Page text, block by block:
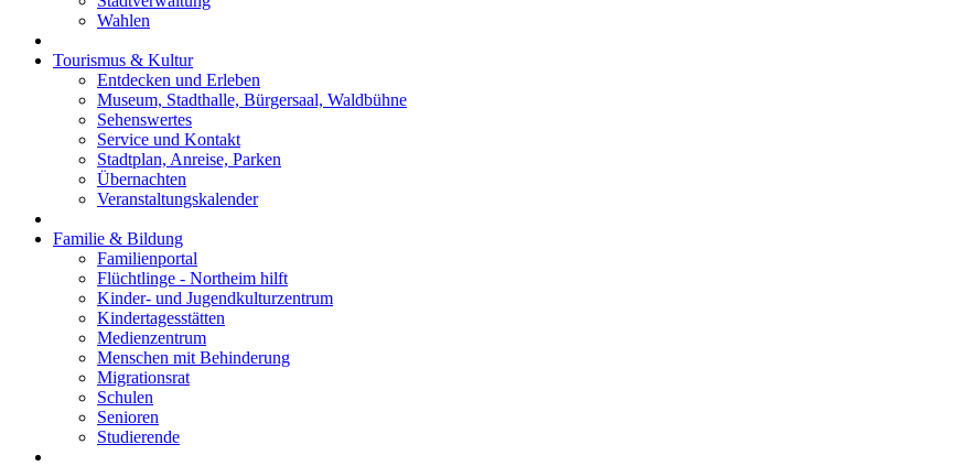
Wahlen
Tourismus & Kultur
Entdecken und Erleben
Museum, Stadthalle, Bürgersaal, Waldbühne
Sehenswertes
Service und Kontakt
Stadtplan, Anreise, Parken
Übernachten
Veranstaltungskalender
Familie & Bildung
Familienportal
Flüchtlinge - Northeim hilft
Kinder- und Jugendkulturzentrum
Kindertagesstätten
Medienzentrum
Menschen mit Behinderung
Migrationsrat
Schulen
Senioren
Studierende